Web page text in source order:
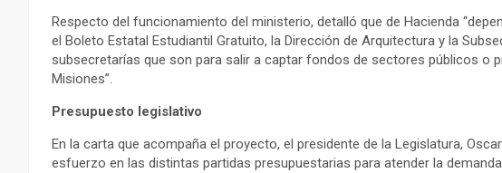
Respecto del funcionamiento del ministerio, detalló que de Hacienda
el Boleto Estatal Estudiantil Gratuito, la Dirección de Arquitectura y la
subsecretarías que son para salir a captar fondos de sectores públicos o
Misiones”.
Presupuesto legislativo
En la carta que acompaña el proyecto, el presidente de la Legislatura,
esfuerzo en las distintas partidas presupuestarias para atender la